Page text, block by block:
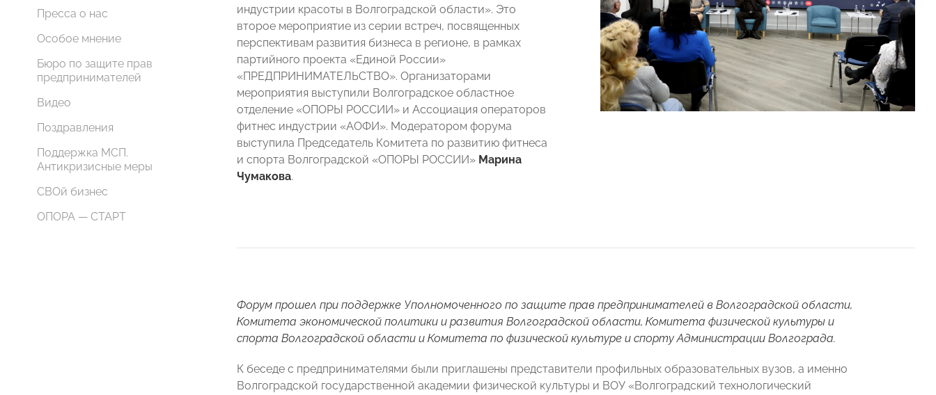
Пресса о нас
Особое мнение
Бюро по защите прав
предпринимателей
Видео
Поздравления
Поддержка МСП.
Антикризисные меры
СВОй бизнес
ОПОРА — СТАРТ
индустрии красоты в Волгоградской области». Это
второе мероприятие из серии встреч, посвященных
перспективам развития бизнеса в регионе, в рамках
партийного проекта «Единой России»
«ПРЕДПРИНИМАТЕЛЬСТВО». Организаторами
мероприятия выступили Волгоградское областное
отделение «ОПОРЫ РОССИИ» и Ассоциация операторов
фитнес индустрии «АОФИ». Модератором форума
выступила Председатель Комитета по развитию фитнеса
и спорта Волгоградской «ОПОРЫ РОССИИ» Марина
Чумакова.
Форум прошел при поддержке Уполномоченного по защите прав предпринимателей в Волгоградской области,
Комитета экономической политики и развития Волгоградской области, Комитета физической культуры и
спорта Волгоградской области и Комитета по физической культуре и спорту Администрации Волгограда.
К беседе с предпринимателями были приглашены представители профильных образовательных вузов, а именно
Волгоградской государственной академии физической культуры и ВОУ «Волгоградский технологический